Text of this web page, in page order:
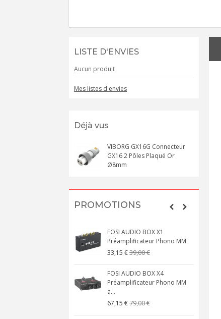
LISTE D'ENVIES
Aucun produit
Mes listes d'envies
Déjà vus
VIBORG GX16G Connecteur
GX16 2 Pôles Plaqué Or
Ø8mm
PROMOTIONS
FOSI AUDIO BOX X1
Préamplificateur Phono MM
33,15 €39,00 €
FOSI AUDIO BOX X4
Préamplificateur Phono MM
à...
67,15 €79,00 €